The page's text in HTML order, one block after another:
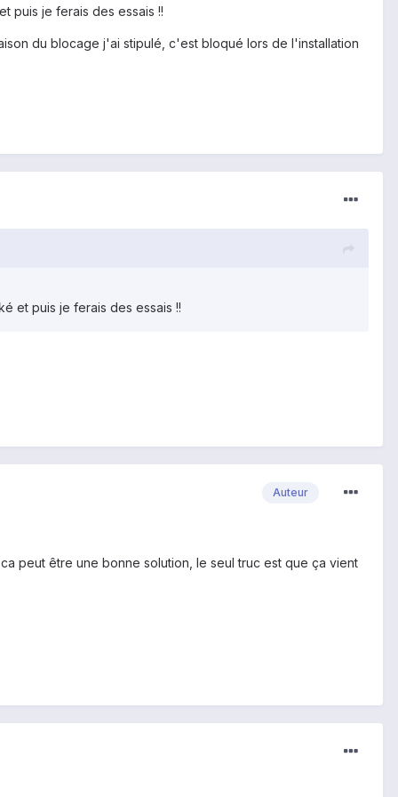
puis je ferais des essais !!
du blocage j'ai stipulé, c'est bloqué lors de l'installation
et puis je ferais des essais !!
Auteur
peut être une bonne solution, le seul truc est que ça vient